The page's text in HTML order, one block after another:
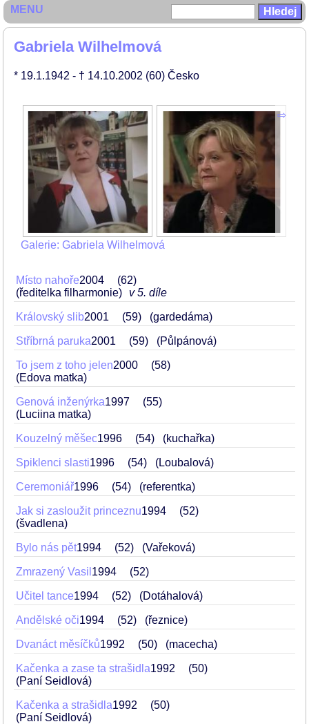
Gabriela Wilhelmová
* 19.1.1942 - † 14.10.2002 (60) Česko
Galerie: Gabriela Wilhelmová
Místo nahoře2004
62
(ředitelka filharmonie)
v 5. díle
Královský slib2001 59 (gardedáma)
Stříbrná paruka2001 59 (Půlpánová)
To jsem z toho jelen2000
58
(Edova matka)
Genová inženýrka1997
55
(Luciina matka)
Kouzelný měšec1996 54 (kuchařka)
Spiklenci slasti1996 54 (Loubalová)
Ceremoniář1996 54 (referentka)
Jak si zasloužit princeznu1994
52
(švadlena)
Bylo nás pět1994 52 (Vařeková)
Zmrazený Vasil 1994 52
Učitel tance1994 52 (Dotáhalová)
Andělské oči1994 52 (řeznice)
Dvanáct měsíčků1992 50 (macecha)
Kačenka a zase ta strašidla1992
50
(Paní Seidlová)
Kačenka a strašidla1992
50
(Paní Seidlová)
MENU